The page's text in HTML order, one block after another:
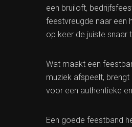
een bruiloft,
feestvreugde naar een
op keer de juiste snaar
Wat maakt een
muziek afspeelt,
voor een authentieke
Een goede feestband